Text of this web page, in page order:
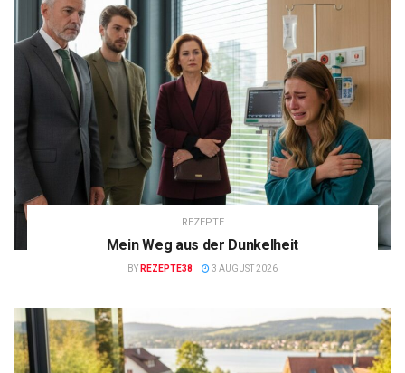
REZEPTE
Mein Weg aus der Dunkelheit
BY REZEPTE38 3 AUGUST 2026